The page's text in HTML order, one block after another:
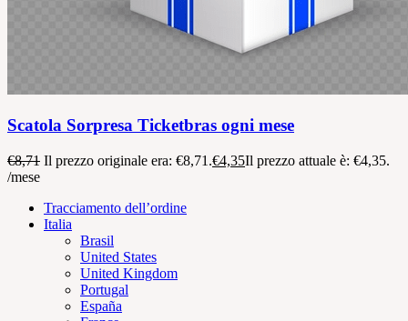
Scatola Sorpresa Ticketbras ogni mese
€8,71 Il prezzo originale era: €8,71.€4,35Il prezzo attuale è: €4,35.
/mese
Tracciamento dell’ordine
Italia
Brasil
United States
United Kingdom
Portugal
España